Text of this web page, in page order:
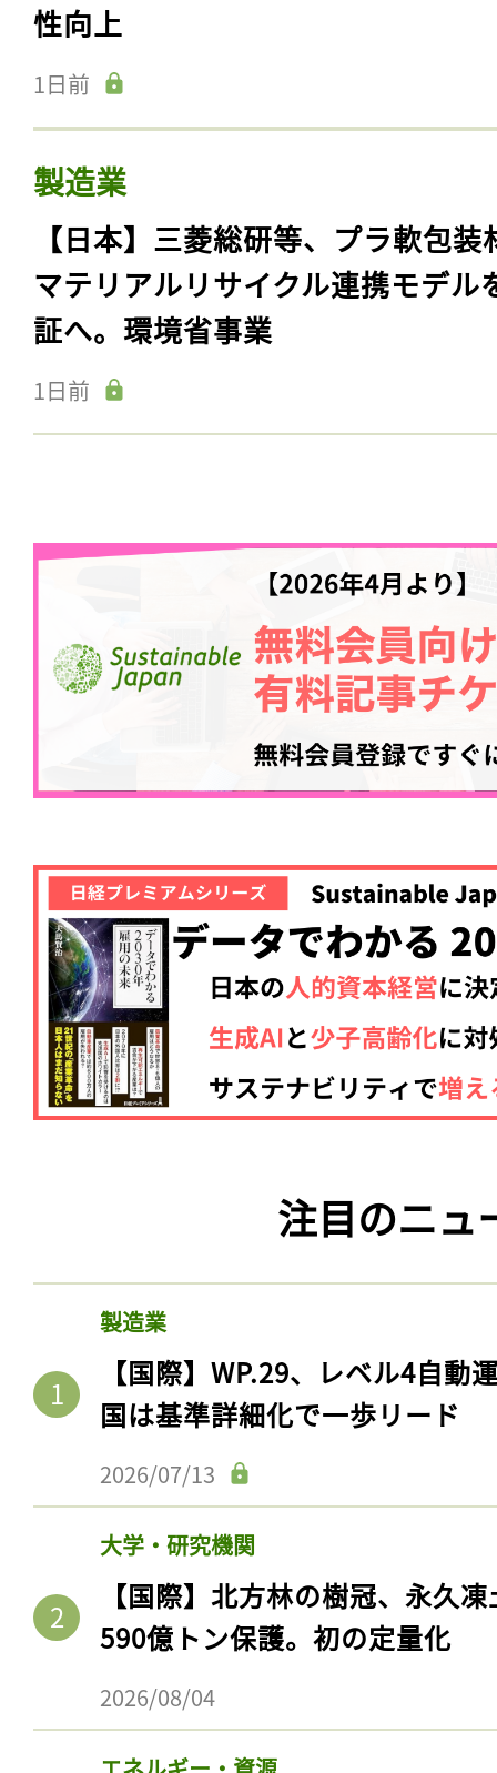
性向上
1日前
製造業
【日本】三菱総研等、プラ軟包装
マテリアルリサイクル連携モデル
証へ。環境省事業
1日前
注目のニュ
製造業
【国際】WP.29、レベル4自動
国は基準詳細化で一歩リード
2026/07/13
大学・研究機関
【国際】北方林の樹冠、永久
590億トン保護。初の定量化
2026/08/04